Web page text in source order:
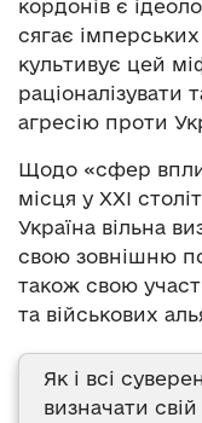
кордонів є
сягає
культивує цей
раціоналізувати
агресію проти
Щодо «сфер
місця у ХХІ
Україна вільна
свою зовнішню
також свою
та військових
Як і всі
визначати